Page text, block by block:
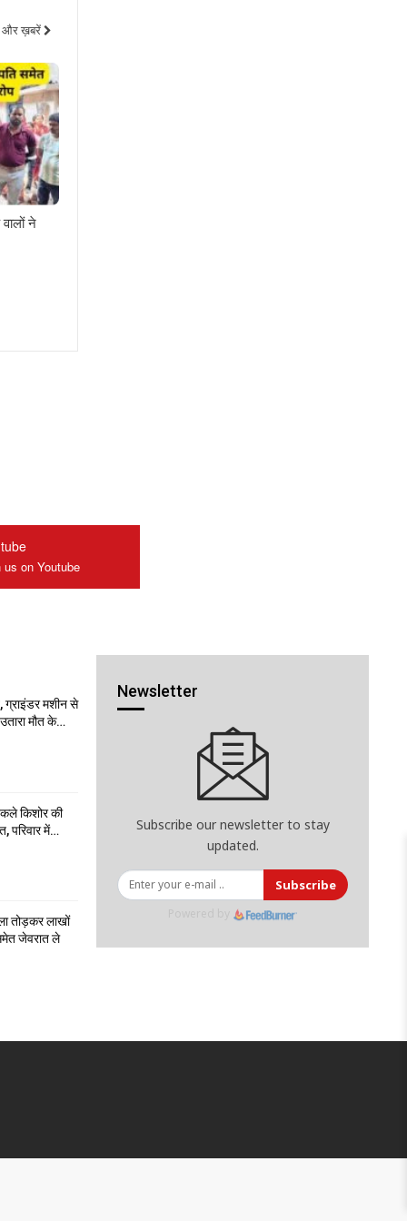
ख़बरें
वालों ने
us on Youtube
ग्राइंडर मशीन से
मौत के…
किशोर की
परिवार में…
तोड़कर लाखों
जेवरात ले
Newsletter
Subscribe our newsletter to stay
updated.
Subscribe